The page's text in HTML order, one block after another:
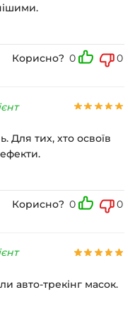
Корисно? 0 0
Для тих, хто освоїв
Корисно? 0 0
авто-трекінг масок.